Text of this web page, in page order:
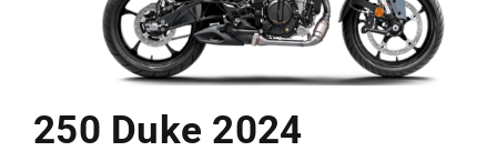
EVENTOS DE ADJUDICACION
PREGUNTAS FRECUENTES
250 Duke 2024